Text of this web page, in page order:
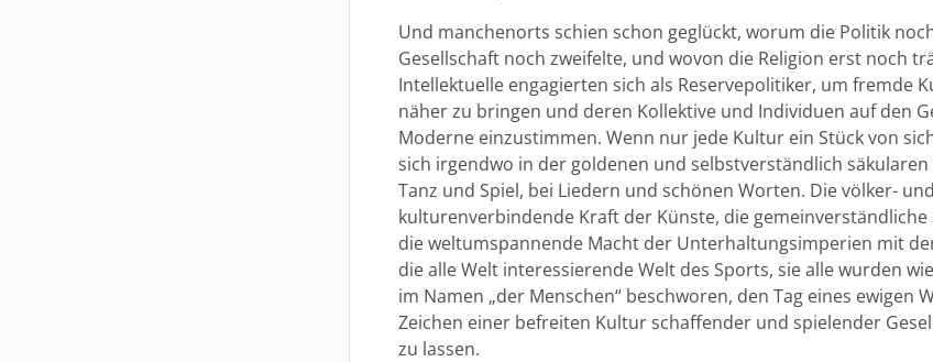
Und manchenorts schien schon geglückt, worum die Politik
Gesellschaft noch zweifelte, und wovon die Religion erst noch
Intellektuelle engagierten sich als Reservepolitiker, um fremde
näher zu bringen und deren Kollektive und Individuen auf den
Moderne einzustimmen. Wenn nur jede Kultur ein Stück von
sich irgendwo in der goldenen und selbstverständlich
Tanz und Spiel, bei Liedern und schönen Worten. Die völker- und
kulturenverbindende Kraft der Künste, die gemeinverständliche
die weltumspannende Macht der Unterhaltungsimperien mit
die alle Welt interessierende Welt des Sports, sie alle wurden
im Namen „der Menschen“ beschworen, den Tag eines ewigen
Zeichen einer befreiten Kultur schaffender und spielender
zu lassen.